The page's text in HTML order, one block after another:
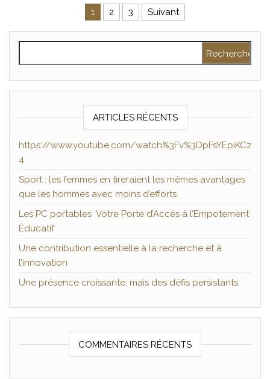
Pagination des publications
1 2 3 Suivant
ARTICLES RÉCENTS
https://www.youtube.com/watch%3Fv%3DpFsYEpiKCz
4
Sport : les femmes en tireraient les mêmes avantages
que les hommes avec moins d’efforts
Les PC portables Votre Porte d’Accès à l’Empotement
Éducatif
Une contribution essentielle à la recherche et à
l’innovation
Une présence croissante, mais des défis persistants
COMMENTAIRES RÉCENTS